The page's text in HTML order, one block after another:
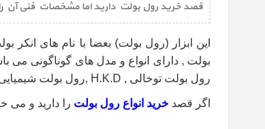
قصد خرید رول بولت دارید اما مشخصات فنی آن را
این ابزار (رول بولت) بعضا با نام های انکر
بولت , دارای انواع و مدل های گوناگونی می
رول بولت توخالی , H.K.D , رول بولت
اگر قصد خرید انواع رول بولت را دارید و می